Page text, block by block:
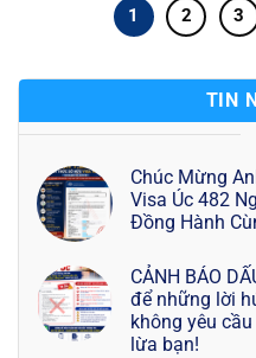
1 2 3
TIN
Chúc Mừng
Visa Úc 482
Đồng Hành
CẢNH BÁO
để những lời
không yêu
lừa bạn!